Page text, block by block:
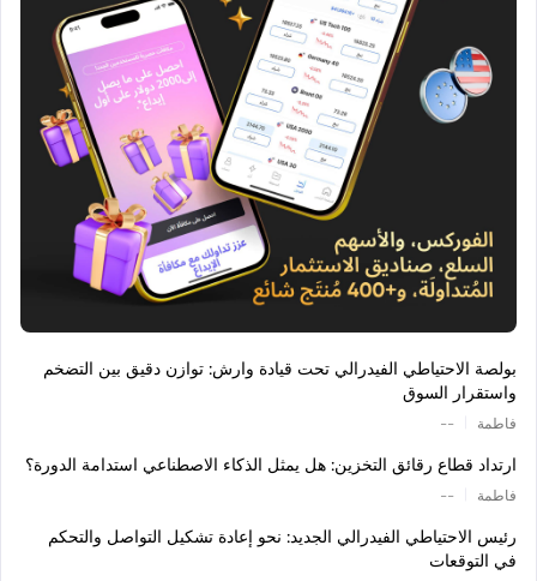
بولصة الاحتياطي الفيدرالي تحت قيادة وارش: توازن دقيق بين التضخم
واستقرار السوق
فاطمة --
ارتداد قطاع رقائق التخزين: هل يمثل الذكاء الاصطناعي استدامة الدورة؟
فاطمة --
رئيس الاحتياطي الفيدرالي الجديد: نحو إعادة تشكيل التواصل والتحكم
في التوقعات